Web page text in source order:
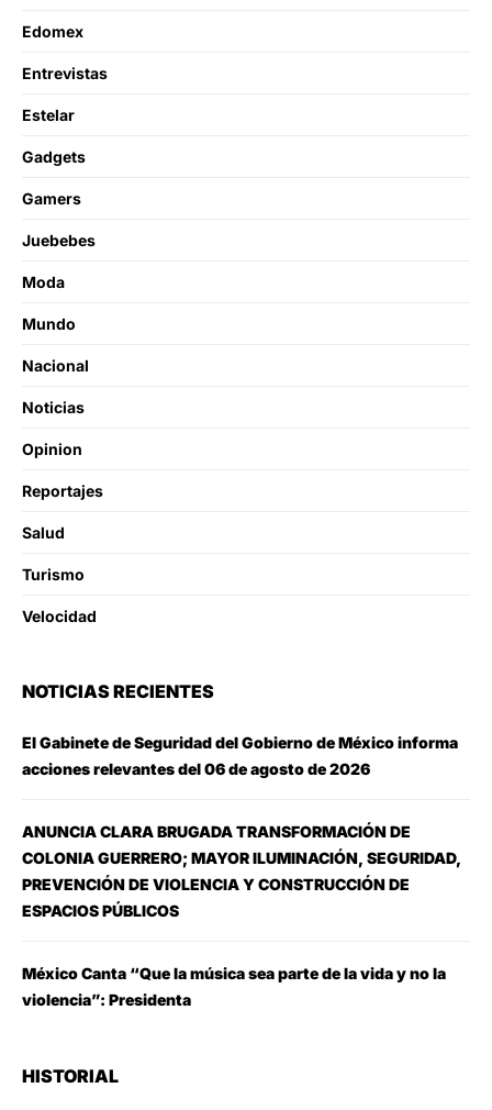
Edomex
Entrevistas
Estelar
Gadgets
Gamers
Juebebes
Moda
Mundo
Nacional
Noticias
Opinion
Reportajes
Salud
Turismo
Velocidad
NOTICIAS RECIENTES
El Gabinete de Seguridad del Gobierno de México informa
acciones relevantes del 06 de agosto de 2026
ANUNCIA CLARA BRUGADA TRANSFORMACIÓN DE
COLONIA GUERRERO; MAYOR ILUMINACIÓN, SEGURIDAD,
PREVENCIÓN DE VIOLENCIA Y CONSTRUCCIÓN DE
ESPACIOS PÚBLICOS
México Canta “Que la música sea parte de la vida y no la
violencia”: Presidenta
HISTORIAL